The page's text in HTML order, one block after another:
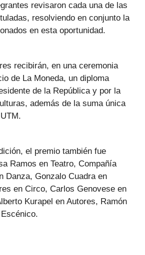
revisaron cada una de las
resolviendo en conjunto la
en esta oportunidad.
recibirán, en una ceremonia
de La Moneda, un diploma
de la República y por la
además de la suma única
el premio también fue
Ramos en Teatro, Compañía
Danza, Gonzalo Cuadra en
en Circo, Carlos Genovese en
Kurapel en Autores, Ramón